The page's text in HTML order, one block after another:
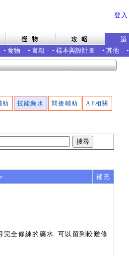
登入
• 食物 • 書籍 • 樣本與設計圖 • 其他 •
助 技能藥水 間接輔助 AP相關
補充
完全修練的藥水. 可以留到較難修